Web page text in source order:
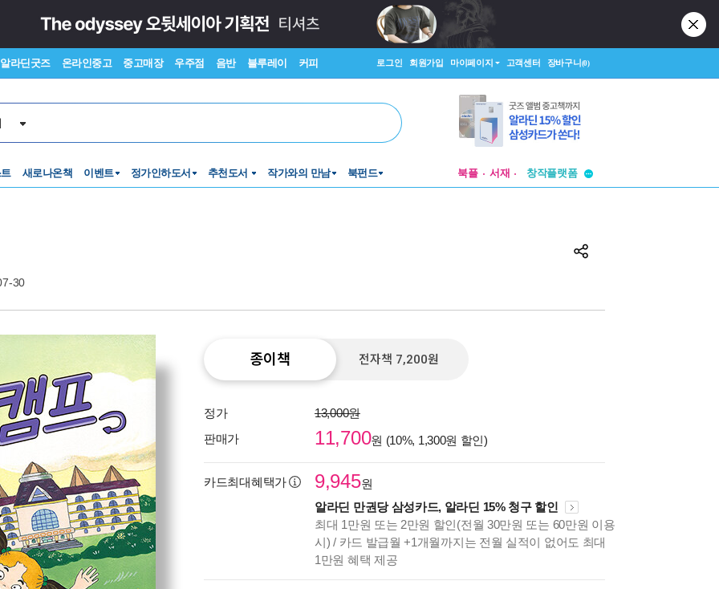
알라딘굿즈 온라인중고 중고매장 우주점 음반 블루레이 커피 로그인 회원가입 마이페이지 고객센터 장바구니(0)
새로나온책 이벤트 정가인하도서 추천도서 작가와의 만남 북펀드 북플 서재
창작플랫폼
30
종이책 전자책 7,200원
정가
13,000원
판매가
11,700원 (10%, 1,300원 할인)
카드최대혜택가 9,945원
알라딘 만권당 삼성카드, 알라딘 15% 청구 할인
최대 1만원 또는 2만원 할인(전월 30만원 또는 60만원 이용
시) / 카드 발급월 +1개월까지는 전월 실적이 없어도 최대
1만원 혜택 제공